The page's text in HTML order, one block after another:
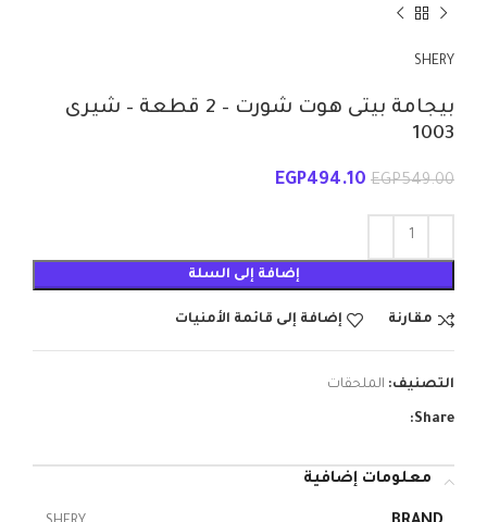
SHERY
بيجامة بيتى هوت شورت – 2 قطعة – شيرى
1003
EGP549.00
EGP494.10
إضافة إلى السلة
مقارنة إضافة إلى قائمة الأمنيات
التصنيف: الملحقات
Share:
معلومات إضافية